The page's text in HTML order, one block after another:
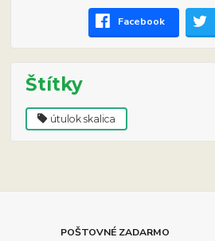
Facebook
Štítky
útulok skalica
POŠTOVNÉ ZADARMO